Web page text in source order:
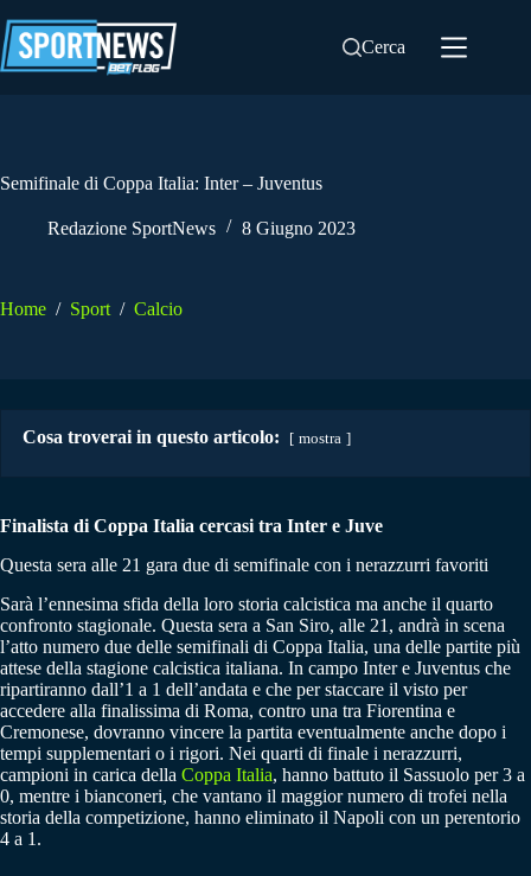
al
contenuto
Cerca
Semifinale di Coppa Italia: Inter – Juventus
Redazione SportNews 8 Giugno 2023
Home / Sport / Calcio
Cosa troverai in questo articolo: mostra
Finalista di Coppa Italia cercasi tra Inter e Juve
Questa sera alle 21 gara due di semifinale con i nerazzurri favoriti
Sarà l’ennesima sfida della loro storia calcistica ma anche il quarto
confronto stagionale. Questa sera a San Siro, alle 21, andrà in scena
l’atto numero due delle semifinali di Coppa Italia, una delle partite più
attese della stagione calcistica italiana. In campo Inter e Juventus che
ripartiranno dall’1 a 1 dell’andata e che per staccare il visto per
accedere alla finalissima di Roma, contro una tra Fiorentina e
Cremonese, dovranno vincere la partita eventualmente anche dopo i
tempi supplementari o i rigori. Nei quarti di finale i nerazzurri,
campioni in carica della Coppa Italia, hanno battuto il Sassuolo per 3 a
0, mentre i bianconeri, che vantano il maggior numero di trofei nella
storia della competizione, hanno eliminato il Napoli con un perentorio
4 a 1.